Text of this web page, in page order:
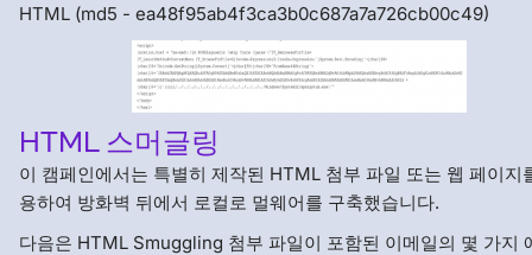
HTML (md5 - ea48f95ab4f3ca3b0c687a7a726cb00c49)
HTML 스머글링
이 캠페인에서는 특별히 제작된 HTML 첨부 파일 또는 웹 페이지
용하여 방화벽 뒤에서 로컬로 멀웨어를 구축했습니다.
다음은 HTML Smuggling 첨부 파일이 포함된 이메일의 몇 가지